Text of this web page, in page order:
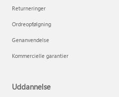
Returneringer
Ordreopfølgning
Genanvendelse
Kommercielle garantier
Uddannelse